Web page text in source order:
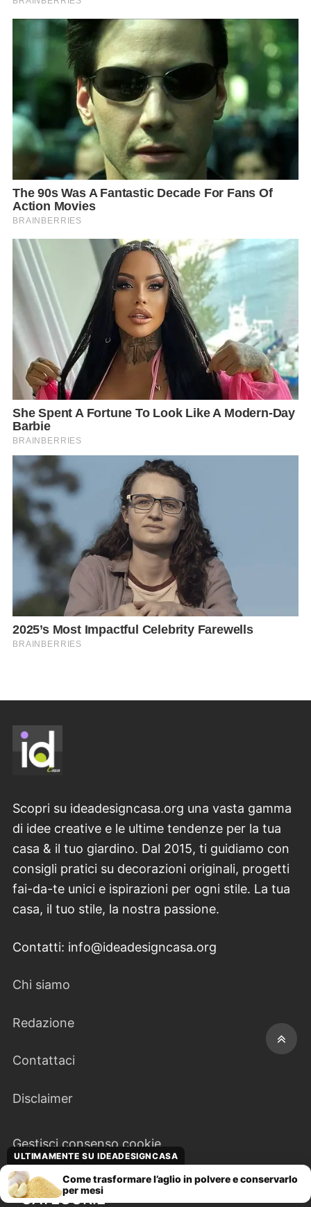
Scopri su ideadesigncasa.org una vasta gamma
di idee creative e le ultime tendenze per la tua
casa & il tuo giardino. Dal 2015, ti guidiamo con
consigli pratici su decorazioni originali, progetti
fai-da-te unici e ispirazioni per ogni stile. La tua
casa, il tuo stile, la nostra passione.
Contatti: info@ideadesigncasa.org
Chi siamo
Redazione
Contattaci
Disclaimer
Gestisci consenso cookie
CATEGORIE
ULTIMAMENTE SU IDEADESIGNCASA
Come trasformare l’aglio in polvere e conservarlo
per mesi